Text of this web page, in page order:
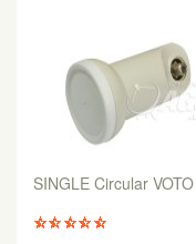
SINGLE Circular